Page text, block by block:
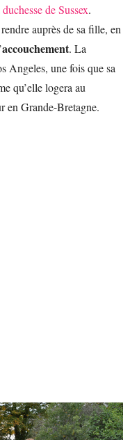
duchesse de Sussex.
auprès de sa fille, en
accouchement. La
Angeles, une fois que sa
qu’elle logera au
en Grande-Bretagne.